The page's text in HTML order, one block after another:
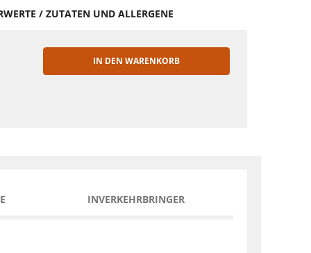
/ ZUTATEN UND ALLERGENE
IN DEN WARENKORB
INVERKEHRBRINGER